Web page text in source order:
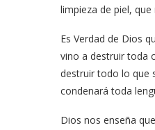
limpieza de piel,
Es Verdad de Dios
vino a destruir toda
destruir todo lo que
condenará toda
Dios nos enseña